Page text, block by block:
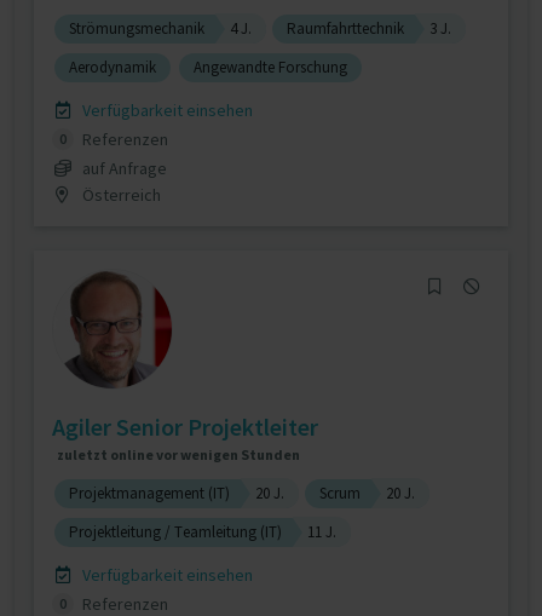
Strömungsmechanik 4 J. Raumfahrttechnik
3 J.
Aerodynamik
Angewandte Forschung
Verfügbarkeit einsehen
0
Referenzen
auf Anfrage
Österreich
Agiler Senior Projektleiter
zuletzt online vor wenigen Stunden
Projektmanagement (IT) 20 J. Scrum
20 J.
Projektleitung / Teamleitung (IT)
11 J.
Verfügbarkeit einsehen
0
Referenzen